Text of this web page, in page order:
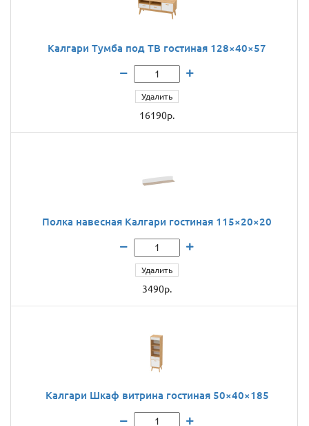
Калгари Тумба под ТВ гостиная 128×40×57
Удалить
16190р.
Полка навесная Калгари гостиная 115×20×20
Удалить
3490р.
Калгари Шкаф витрина гостиная 50×40×185